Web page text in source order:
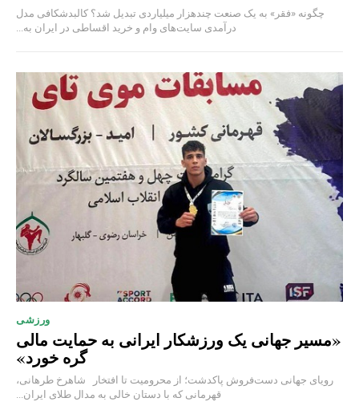
چگونه «فقر» به یک صنعت چند‌هزار میلیاردی تبدیل شد؟ کالبدشکافی مدل
درآمدی سایت‌های وام و خرید اقساطی در ایران به...
ورزشی
«مسیر جهانی یک ورزشکار ایرانی به حمایت مالی
گره خورد»
رویای جهانی دست‌فروش پاکدشت؛ از محرومیت تا افتخار شاهرخ طرهانی،
قهرمانی که با دستان خالی به مدال طلای ایران...